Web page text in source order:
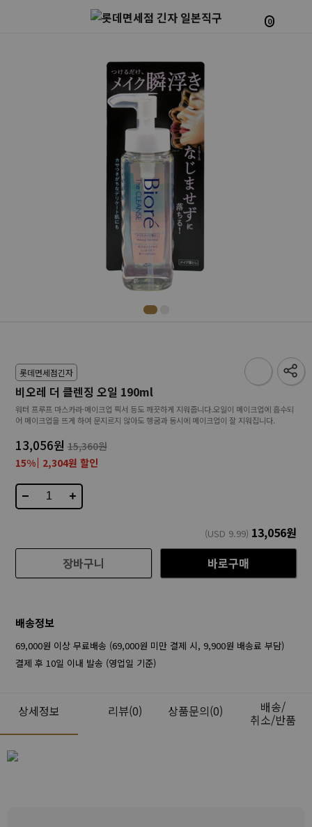
0
롯데면세점긴자
비오레 더 클렌징 오일 190ml
워터 프루프 마스카라·메이크업 픽서 등도 깨끗하게 지워줍니다.오일이 메이크업에 흡수되
어 메이크업을 뜨게 하여 문지르지 않아도 헹굼과 동시에 메이크업이 잘 지워집니다.
13,056원 15,360원
15% 2,304원 할인
− +
(USD 9.99) 13,056원
장바구니
바로구매
배송정보
69,000원 이상 무료배송 (69,000원 미만 결제 시, 9,900원 배송료 부담)
결제 후 10일 이내 발송 (영업일 기준)
상세정보 리뷰(0) 상품문의(0) 배송/
취소/반품